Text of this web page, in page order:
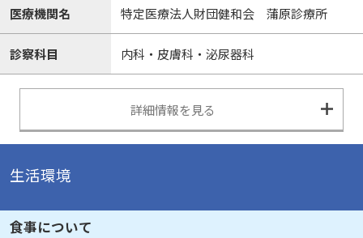
医療機関名 特定医療法人財団健和会 蒲原診療所
診察科目 内科・皮膚科・泌尿器科
詳細情報を見る
生活環境
食事について